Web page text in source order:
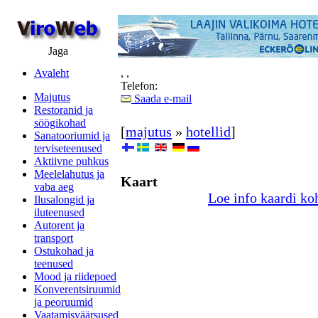
Jaga
Avaleht
Majutus
Restoranid ja
söögikohad
Sanatooriumid ja
terviseteenused
Aktiivne puhkus
Meelelahutus ja
vaba aeg
Ilusalongid ja
iluteenused
Autorent ja
transport
Ostukohad ja
teenused
Mood ja riidepoed
Konverentsiruumid
ja peoruumid
Vaatamisväärsused
, ,
Telefon:
Saada e-mail
[majutus » hotellid]
Kaart
Loe info kaardi